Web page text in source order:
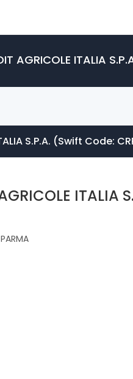
AGRICOLE ITALIA
S.P.A. (Swift Code:
ITALIA